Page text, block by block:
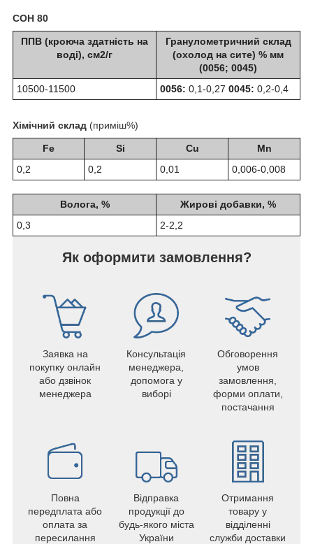
СОН 80
ППВ (кроюча здатність на
воді), см2/г
Гранулометричний склад
(охолод на сите) % мм
(0056; 0045)
10500-11500
0056: 0,1-0,27 0045: 0,2-0,4
Хімічний склад (приміш%)
Fe Si Cu
Mn
0,2
0,2 0,01 0,006-0,008
Волога, %
Жирові добавки, %
0,3
2-2,2
Як оформити замовлення?
Заявка на
покупку онлайн
або дзвінок
менеджера
Консультація
менеджера,
допомога у
виборі
Обговорення
умов
замовлення,
форми оплати,
постачання
Повна
передплата або
оплата за
пересилання
Відправка
продукції до
будь-якого міста
України
Отримання
товару у
відділенні
служби доставки